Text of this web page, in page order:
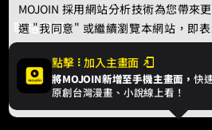
聯絡我們
© 2024 gamania Digital
點擊 加入主畫面
將MOJOIN新增至手機主畫面，快
原創台灣漫畫、小說線上看！
MOJOIN 採用網站分析技術為您帶來
選 "我同意" 或繼續瀏覽本網站，即
Cookie，欲瞭解更多資訊請見隱私權
我同意